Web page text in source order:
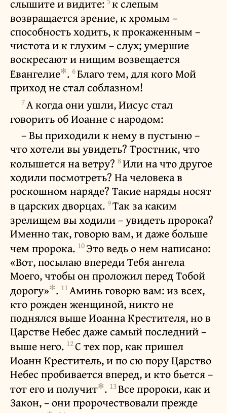
слышите и видите: к слепым
возвращается зрение, к хромым –
способность ходить, к прокаженным –
чистота и к глухим – слух; умершие
воскресают и нищим возвещается
Евангелие✻. 6Благо тем, для кого Мой
приход не стал соблазном!
7А когда они ушли, Иисус стал
говорить об Иоанне с народом:
– Вы приходили к нему в пустыню –
что хотели вы увидеть? Тростник, что
колышется на ветру? 8Или на что другое
ходили посмотреть? На человека в
роскошном наряде? Такие наряды носят
в царских дворцах. 9Так за каким
зрелищем вы ходили – увидеть пророка?
Именно так, говорю вам, и даже больше
чем пророка. 10Это ведь о нем написано:
«Вот, посылаю впереди Тебя ангела
Моего, чтобы он проложил перед Тобой
дорогу»✻. 11Аминь говорю вам: из всех,
кто рожден женщиной, никто не
поднялся выше Иоанна Крестителя, но в
Царстве Небес даже самый последний –
выше него. 12С тех пор, как пришел
Иоанн Креститель, и по сю пору Царство
Небес пробивается вперед, и кто бьется –
тот его и получит✻. 13Все пророки, как и
Закон, – они пророчествовали прежде